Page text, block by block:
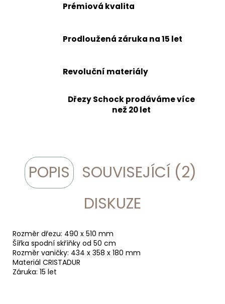
Prémiová kvalita
Prodloužená záruka na 15 let
Revoluční materiály
Dřezy Schock prodáváme více
než 20 let
POPIS
SOUVISEJÍCÍ (2)
DISKUZE
Rozměr dřezu: 490 x 510 mm
Šířka spodní skříňky od 50 cm
Rozměr vaničky: 434 x 358 x 180 mm
Materiál CRISTADUR
Záruka: 15 let